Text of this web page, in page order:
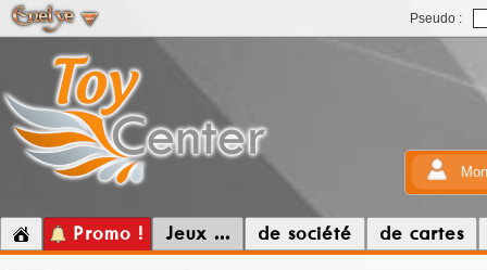
Pseudo :
Promo ! Jeux ... de société de cartes